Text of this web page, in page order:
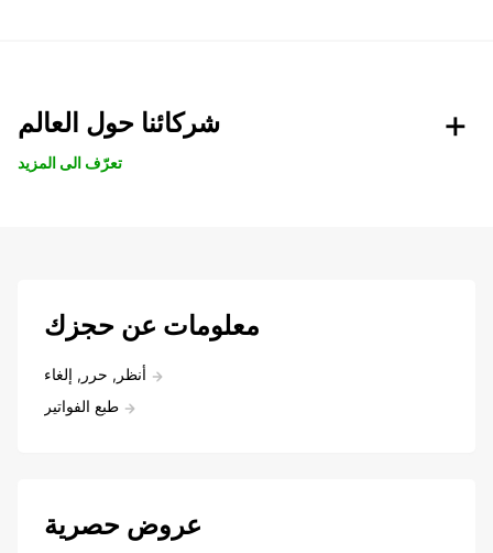
شركائنا حول العالم
تعرّف الى المزيد
معلومات عن حجزك
أنظر, حرر, إلغاء
طبع الفواتير
عروض حصرية